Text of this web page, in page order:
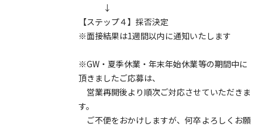
↓
【ステップ４】採否決定
※面接結果は1週間以内に通知いたします
※GW・夏季休業・年末年始休業等の期間中に
頂きましたご応募は、
営業再開後より順次ご対応させていただきま
す。
ご不便をおかけしますが、何卒よろしくお願